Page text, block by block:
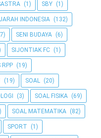
(1) SBY (1)
INDONESIA (132)
SENI BUDAYA (6)
SIJONTIAK FC (1)
RPP (19)
(19) SOAL (20)
(3) SOAL FISIKA (69)
SOAL MATEMATIKA (82)
SPORT (1)